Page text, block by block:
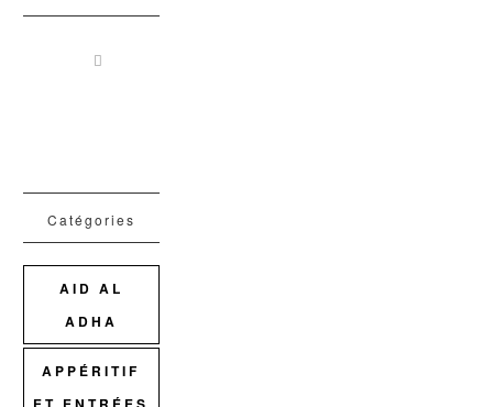
Catégories
AID AL
ADHA
APPÉRITIF